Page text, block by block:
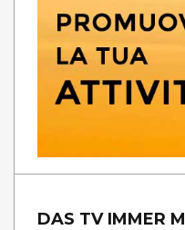
DAS TV IMMER